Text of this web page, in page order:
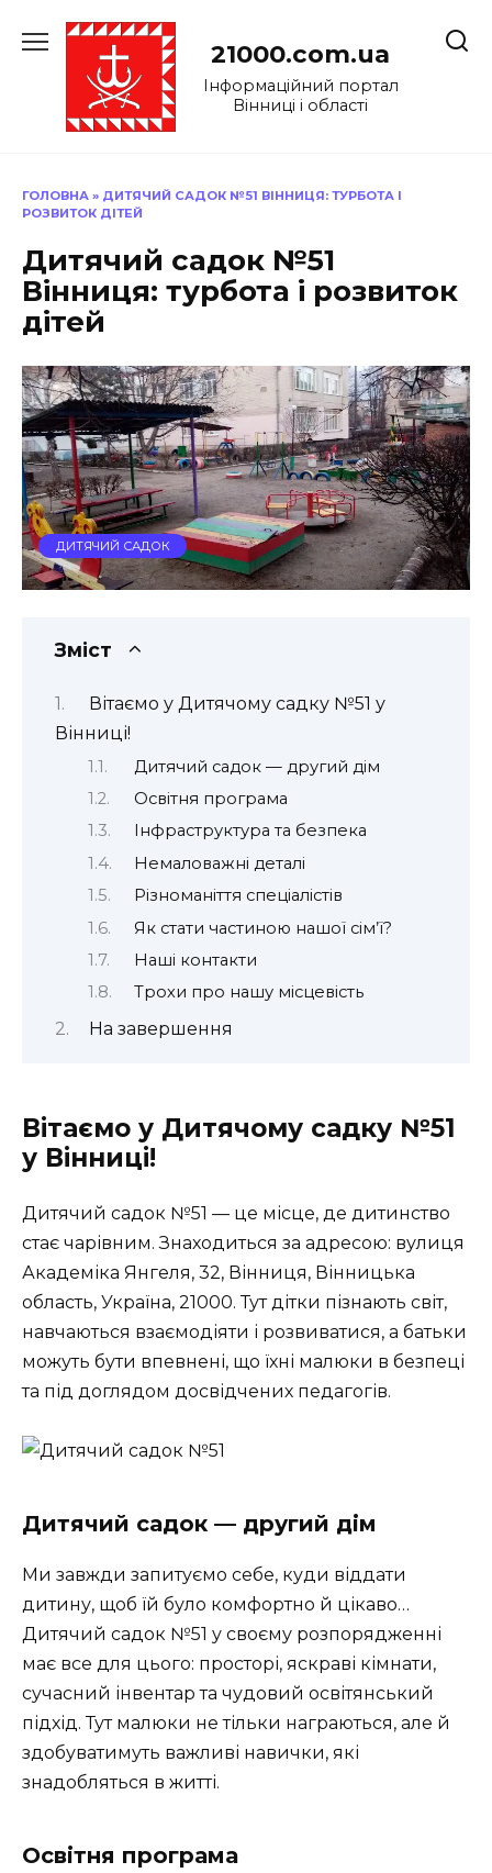
до
21000.com.ua
Інформаційний портал
Вінниці і області
ГОЛОВНА » ДИТЯЧИЙ САДОК №51 ВІННИЦЯ: ТУРБОТА І
РОЗВИТОК ДІТЕЙ
Дитячий садок №51
Вінниця: турбота і розвиток
дітей
ДИТЯЧИЙ САДОК
Зміст
Вітаємо у Дитячому садку №51 у
Вінниці!
Дитячий садок — другий дім
Освітня програма
Інфраструктура та безпека
Немаловажні деталі
Різноманіття спеціалістів
Як стати частиною нашої сім’ї?
Наші контакти
Трохи про нашу місцевість
На завершення
Вітаємо у Дитячому садку №51
у Вінниці!
Дитячий садок №51 — це місце, де дитинство
стає чарівним. Знаходиться за адресою: вулиця
Академіка Янгеля, 32, Вінниця, Вінницька
область, Україна, 21000. Тут дітки пізнають світ,
навчаються взаємодіяти і розвиватися, а батьки
можуть бути впевнені, що їхні малюки в безпеці
та під доглядом досвідчених педагогів.
Дитячий садок — другий дім
Ми завжди запитуємо себе, куди віддати
дитину, щоб їй було комфортно й цікаво…
Дитячий садок №51 у своєму розпорядженні
має все для цього: просторі, яскраві кімнати,
сучасний інвентар та чудовий освітянський
підхід. Тут малюки не тільки награються, але й
здобуватимуть важливі навички, які
знадобляться в житті.
Освітня програма